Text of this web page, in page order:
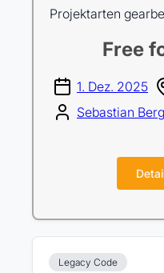
Projektarten
Free
1. Dez. 2025
Sebastian
Legacy Code